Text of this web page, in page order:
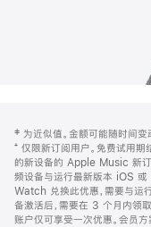
页
页
脚
注
‡ 为近似值。金额可能随时间变
⁺ 仅限新订阅用户。免费试用
的新设备的 Apple Music 新订
频设备与运行最新版本 iOS
Watch 兑换此优惠，需要与运
备激活后，需要在 3 个月内领
账户仅可享受一次优惠。会员